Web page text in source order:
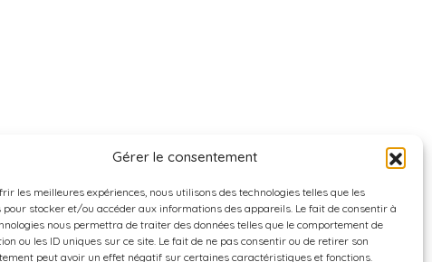
Gérer le consentement
les meilleures expériences, nous utilisons des technologies telles que les
pour stocker et/ou accéder aux informations des appareils. Le fait de consentir à
nous permettra de traiter des données telles que le comportement de
ou les ID uniques sur ce site. Le fait de ne pas consentir ou de retirer son
peut avoir un effet négatif sur certaines caractéristiques et fonctions.